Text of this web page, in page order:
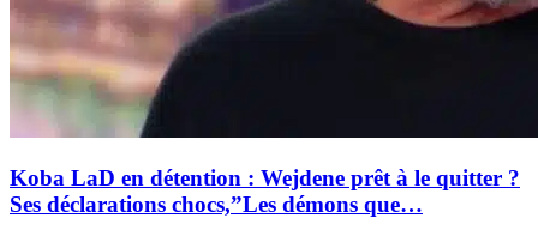
Koba LaD en détention : Wejdene prêt à le quitter ?
Ses déclarations chocs,”Les démons que…